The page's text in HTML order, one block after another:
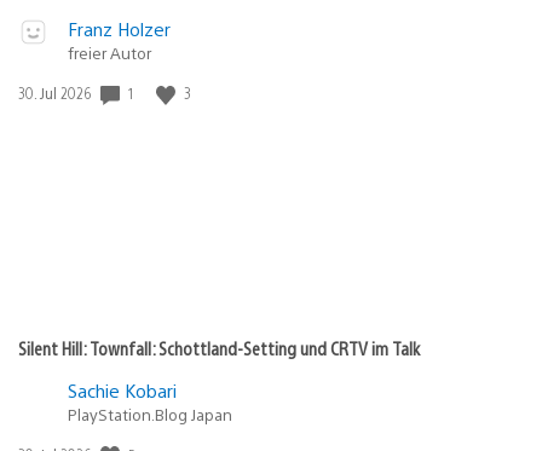
Veröffentlicht
Gewinnspiel
Franz Holzer
freier Autor
Veröffentlichungsdatum:
30. Jul 2026 1 3
Silent Hill: Townfall: Schottland-Setting und CRTV im Talk
Sachie Kobari
PlayStation.Blog Japan